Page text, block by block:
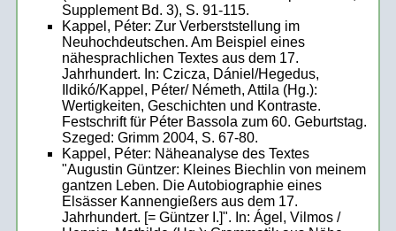
Supplement Bd. 3), S. 91-115.
Kappel, Péter: Zur Verberststellung im
Neuhochdeutschen. Am Beispiel eines
nähesprachlichen Textes aus dem 17.
Jahrhundert. In: Czicza, Dániel/Hegedus,
Ildikó/Kappel, Péter/ Németh, Attila (Hg.):
Wertigkeiten, Geschichten und Kontraste.
Festschrift für Péter Bassola zum 60. Geburtstag.
Szeged: Grimm 2004, S. 67-80.
Kappel, Péter: Näheanalyse des Textes
"Augustin Güntzer: Kleines Biechlin von meinem
gantzen Leben. Die Autobiographie eines
Elsässer Kannengießers aus dem 17.
Jahrhundert. [= Güntzer I.]". In: Ágel, Vilmos /